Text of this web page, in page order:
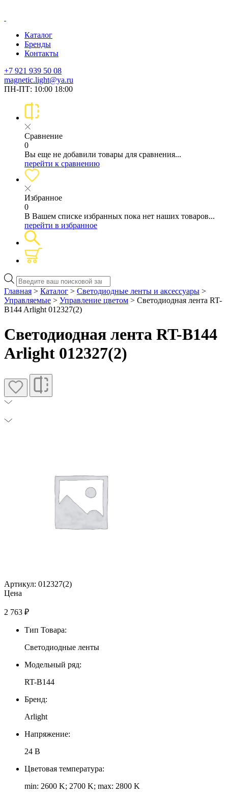
Каталог
Бренды
Контакты
+7 921 939 50 08
magnetic.light@ya.ru
ПН-ПТ: 10:00 18:00
Сравнение
0
Вы еще не добавили товары для сравнения...
перейти к сравнению
Избранное
0
В Вашем списке избранных пока нет наших товаров...
перейти в избранное
Поиск
товаров
Главная > Каталог > Светодиодные ленты и аксессуары >
Управляемые > Управление цветом > Светодиодная лента RT-
B144 Arlight 012327(2)
Светодиодная лента RT-B144
Arlight 012327(2)
Артикул: 012327(2)
Цена
2 763 ₽
Тип Товара:
Светодиодные ленты
Модельный ряд:
RT-B144
Бренд:
Arlight
Напряжение:
24 В
Цветовая температура:
min: 2600 K; 2700 K; max: 2800 K